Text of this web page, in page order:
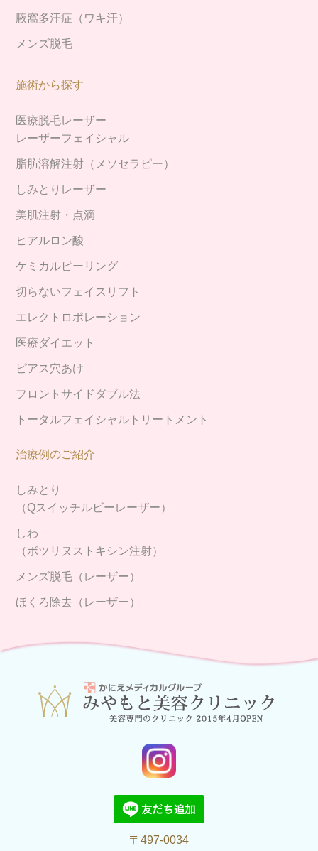
腋窩多汗症（ワキ汗）
メンズ脱毛
施術から探す
医療脱毛レーザー
レーザーフェイシャル
脂肪溶解注射（メソセラピー）
しみとりレーザー
美肌注射・点滴
ヒアルロン酸
ケミカルピーリング
切らないフェイスリフト
エレクトロポレーション
医療ダイエット
ピアス穴あけ
フロントサイドダブル法
トータルフェイシャルトリートメント
治療例のご紹介
しみとり
（Qスイッチルビーレーザー）
しわ
（ボツリヌストキシン注射）
メンズ脱毛（レーザー）
ほくろ除去（レーザー）
〒497-0034